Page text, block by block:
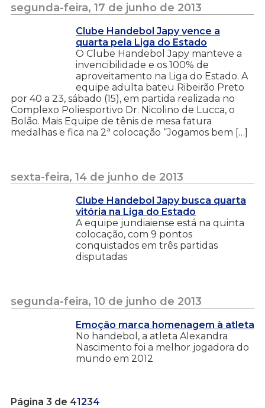
segunda-feira, 17 de junho de 2013
Clube Handebol Japy vence a
quarta pela Liga do Estado
O Clube Handebol Japy manteve a
invencibilidade e os 100% de
aproveitamento na Liga do Estado. A
equipe adulta bateu Ribeirão Preto
por 40 a 23, sábado (15), em partida realizada no
Complexo Poliesportivo Dr. Nicolino de Lucca, o
Bolão. Mais Equipe de tênis de mesa fatura
medalhas e fica na 2ª colocação “Jogamos bem […]
sexta-feira, 14 de junho de 2013
Clube Handebol Japy busca quarta
vitória na Liga do Estado
A equipe jundiaiense está na quinta
colocação, com 9 pontos
conquistados em três partidas
disputadas
segunda-feira, 10 de junho de 2013
Emoção marca homenagem à atleta
No handebol, a atleta Alexandra
Nascimento foi a melhor jogadora do
mundo em 2012
Página 3 de 41234